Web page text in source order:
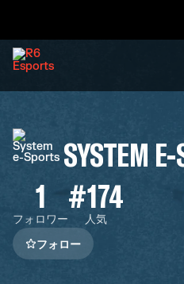
SYSTEM
1
フォロワー
#174
人気
フォロー